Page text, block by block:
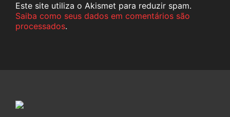
Este site utiliza o Akismet para reduzir spam.
Saiba como seus dados em comentários são
processados.